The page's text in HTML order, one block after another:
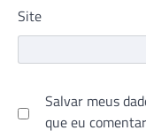
Site
Salvar meus
que eu